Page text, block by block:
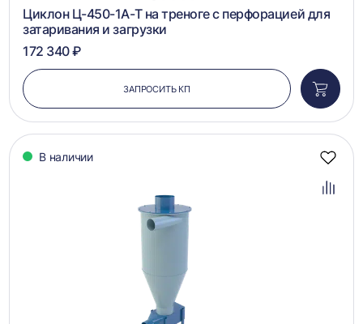
Циклон Ц-450-1А-Т на треноге с перфорацией для
затаривания и загрузки
172 340 ₽
ЗАПРОСИТЬ КП
в
В наличии